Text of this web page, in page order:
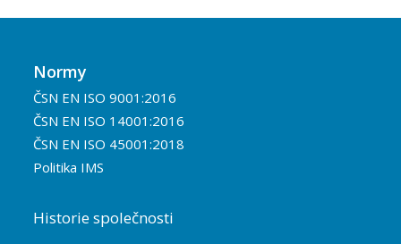
Normy
ČSN EN ISO 9001:2016
ČSN EN ISO 14001:2016
ČSN EN ISO 45001:2018
Politika IMS
Historie společnosti